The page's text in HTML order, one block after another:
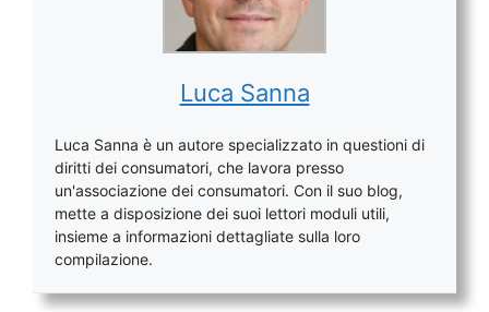
Luca Sanna
Luca Sanna è un autore specializzato in questioni di
diritti dei consumatori, che lavora presso
un'associazione dei consumatori. Con il suo blog,
mette a disposizione dei suoi lettori moduli utili,
insieme a informazioni dettagliate sulla loro
compilazione.